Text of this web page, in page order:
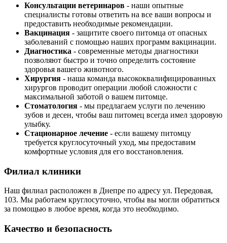
Консультации ветеринаров - наши опытные
специалисты готовы ответить на все ваши вопросы и
предоставить необходимые рекомендации.
Вакцинация - защитите своего питомца от опасных
заболеваний с помощью наших программ вакцинации.
Диагностика - современные методы диагностики
позволяют быстро и точно определить состояние
здоровья вашего животного.
Хирургия - наша команда высококвалифицированных
хирургов проводит операции любой сложности с
максимальной заботой о вашем питомце.
Стоматология - мы предлагаем услуги по лечению
зубов и десен, чтобы ваш питомец всегда имел здоровую
улыбку.
Стационарное лечение - если вашему питомцу
требуется круглосуточный уход, мы предоставим
комфортные условия для его восстановления.
Филиал клиники
Наш филиал расположен в Днепре по адресу ул. Передовая,
103. Мы работаем круглосуточно, чтобы вы могли обратиться
за помощью в любое время, когда это необходимо.
Качество и безопасность